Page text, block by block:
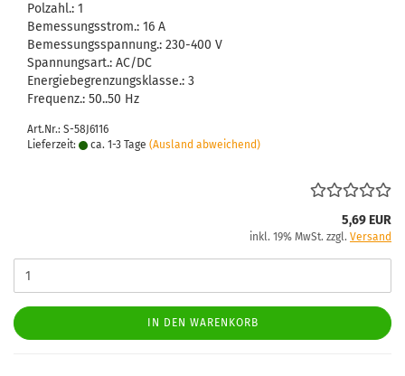
Pol­zahl.: 1
Be­mes­sungs­strom.: 16 A
Be­mes­sungs­span­nung.: 230-​400 V
Span­nungs­art.: AC/DC
En­er­gie­be­gren­zungs­klas­se.: 3
Fre­quenz.: 50..50 Hz
Art.Nr.: S-58J6116
Lieferzeit:
ca. 1-3 Tage (Ausland abweichend)
5,69 EUR
inkl. 19% MwSt. zzgl. Versand
IN DEN WARENKORB